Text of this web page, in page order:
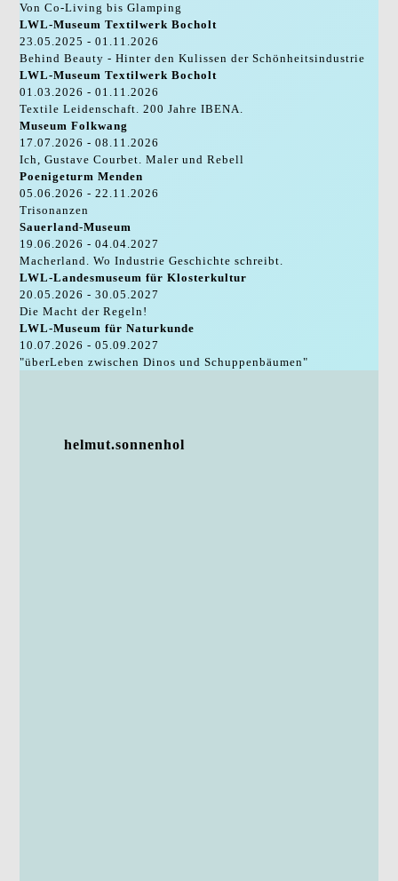
Von Co-Living bis Glamping
LWL-Museum Textilwerk Bocholt
23.05.2025 - 01.11.2026
Behind Beauty - Hinter den Kulissen der Schönheitsindustrie
LWL-Museum Textilwerk Bocholt
01.03.2026 - 01.11.2026
Textile Leidenschaft. 200 Jahre IBENA.
Museum Folkwang
17.07.2026 - 08.11.2026
Ich, Gustave Courbet. Maler und Rebell
Poenigeturm Menden
05.06.2026 - 22.11.2026
Trisonanzen
Sauerland-Museum
19.06.2026 - 04.04.2027
Macherland. Wo Industrie Geschichte schreibt.
LWL-Landesmuseum für Klosterkultur
20.05.2026 - 30.05.2027
Die Macht der Regeln!
LWL-Museum für Naturkunde
10.07.2026 - 05.09.2027
"überLeben zwischen Dinos und Schuppenbäumen"
helmut.sonnenhol